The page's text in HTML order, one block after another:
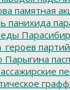
памятная
панихида
Парыгина